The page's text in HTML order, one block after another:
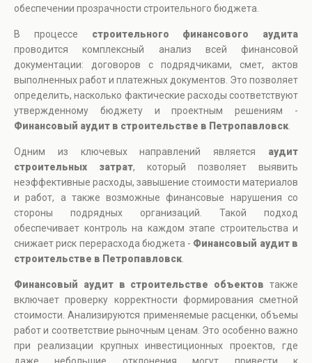
обеспечении прозрачности строительного бюджета.
В процессе строительного финансового аудита
проводится комплексный анализ всей финансовой
документации: договоров с подрядчиками, смет, актов
выполненных работ и платежных документов. Это позволяет
определить, насколько фактические расходы соответствуют
утвержденному бюджету и проектным решениям -
Финансовый аудит в строительстве в Петропавловск
Одним из ключевых направлений является аудит
строительных затрат, который позволяет выявить
неэффективные расходы, завышение стоимости материалов
и работ, а также возможные финансовые нарушения со
стороны подрядных организаций. Такой подход
обеспечивает контроль на каждом этапе строительства и
снижает риск перерасхода бюджета - Финансовый аудит в
строительстве в Петропавловск
Финансовый аудит в строительстве объектов также
включает проверку корректности формирования сметной
стоимости. Анализируются применяемые расценки, объемы
работ и соответствие рыночным ценам. Это особенно важно
при реализации крупных инвестиционных проектов, где